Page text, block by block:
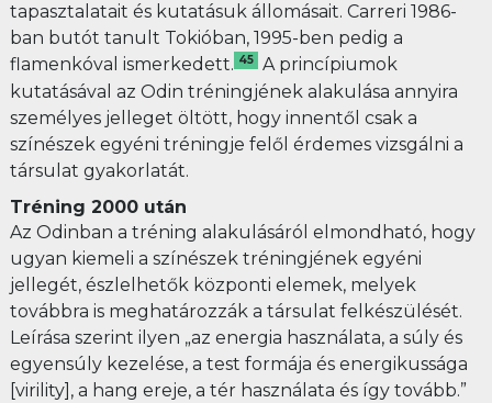
tapasztalatait és kutatásuk állomásait. Carreri 1986-
ban butót tanult Tokióban, 1995-ben pedig a
flamenkóval ismerkedett. 45
A princípiumok
kutatásával az Odin tréningjének alakulása annyira
személyes jelleget öltött, hogy innentől csak a
színészek egyéni tréningje felől érdemes vizsgálni a
társulat gyakorlatát.
Tréning 2000 után
Az Odinban a tréning alakulásáról elmondható, hogy
ugyan kiemeli a színészek tréningjének egyéni
jellegét, észlelhetők központi elemek, melyek
továbbra is meghatározzák a társulat felkészülését.
Leírása szerint ilyen „az energia használata, a súly és
egyensúly kezelése, a test formája és energikussága
[virility], a hang ereje, a tér használata és így tovább.”